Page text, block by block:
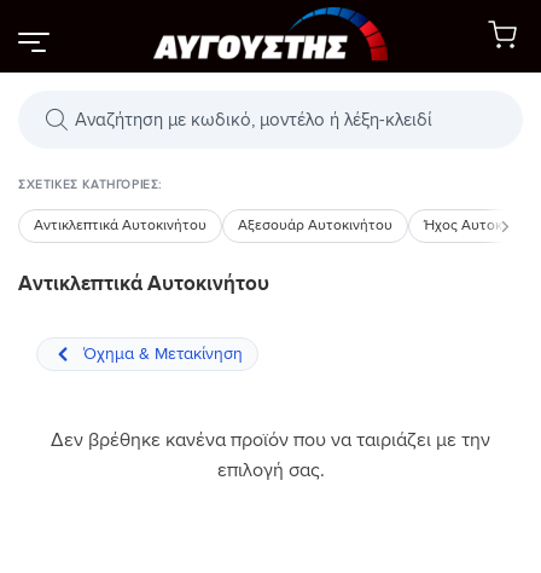
στο
περιεχόμενο
Αναζήτηση
ΣΧΕΤΙΚΈΣ ΚΑΤΗΓΟΡΊΕΣ:
Αντικλεπτικά Αυτοκινήτου Αξεσουάρ Αυτοκινήτου Ήχος
Αντικλεπτικά Αυτοκινήτου
Δεν βρέθηκε κανένα προϊόν που να ταιριάζει με την
επιλογή σας.